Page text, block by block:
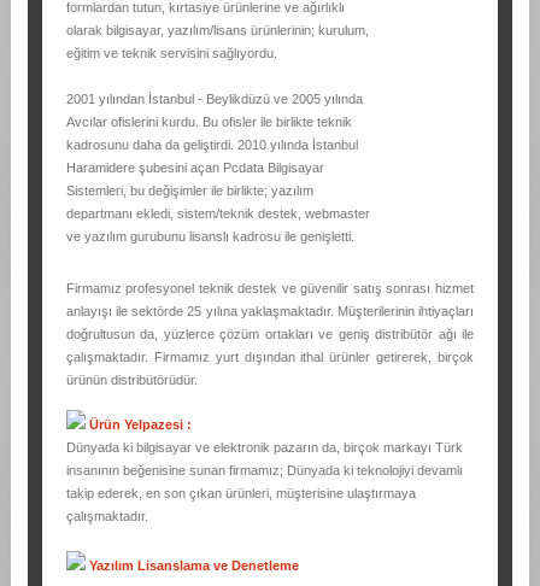
formlardan tutun, kırtasiye ürünlerine ve ağırlıklı
olarak bilgisayar, yazılım/lisans ürünlerinin; kurulum,
eğitim ve teknik servisini sağlıyordu.
2001 yılından İstanbul - Beylikdüzü ve 2005 yılında
Avcılar ofislerini kurdu. Bu ofisler ile birlikte teknik
kadrosunu daha da geliştirdi. 2010 yılında İstanbul
Haramidere şubesini açan Pcdata Bilgisayar
Sistemleri, bu değişimler ile birlikte; yazılım
departmanı ekledi, sistem/teknik destek, webmaster
ve yazılım gurubunu lisanslı kadrosu ile genişletti.
Firmamız profesyonel teknik destek ve güvenilir satış sonrası hizmet
anlayışı ile sektörde 25 yılına yaklaşmaktadır. Müşterilerinin ihtiyaçları
doğrultusun da, yüzlerce çözüm ortakları ve geniş distribütör ağı ile
çalışmaktadır. Firmamız yurt dışından ithal ürünler getirerek, birçok
ürünün distribütörüdür.
Ürün Yelpazesi :
Dünyada ki bilgisayar ve elektronik pazarın da, birçok markayı Türk
insanının beğenisine sunan firmamız; Dünyada ki teknolojiyi devamlı
takip ederek, en son çıkan ürünleri, müşterisine ulaştırmaya
çalışmaktadır.
Yazılım Lisanslama ve Denetleme